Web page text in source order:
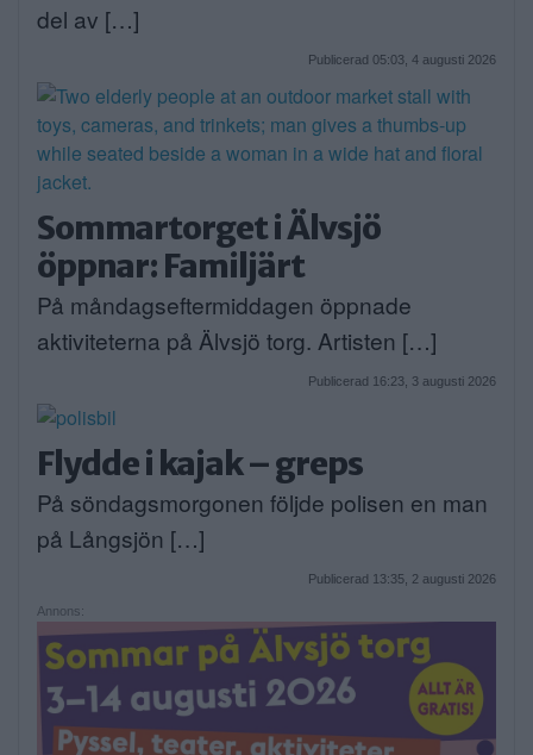
del av […]
Publicerad 05:03, 4 augusti 2026
Sommartorget i Älvsjö
öppnar: Familjärt
På måndagseftermiddagen öppnade
aktiviteterna på Älvsjö torg. Artisten […]
Publicerad 16:23, 3 augusti 2026
Flydde i kajak – greps
På söndagsmorgonen följde polisen en man
på Långsjön […]
Publicerad 13:35, 2 augusti 2026
Annons: